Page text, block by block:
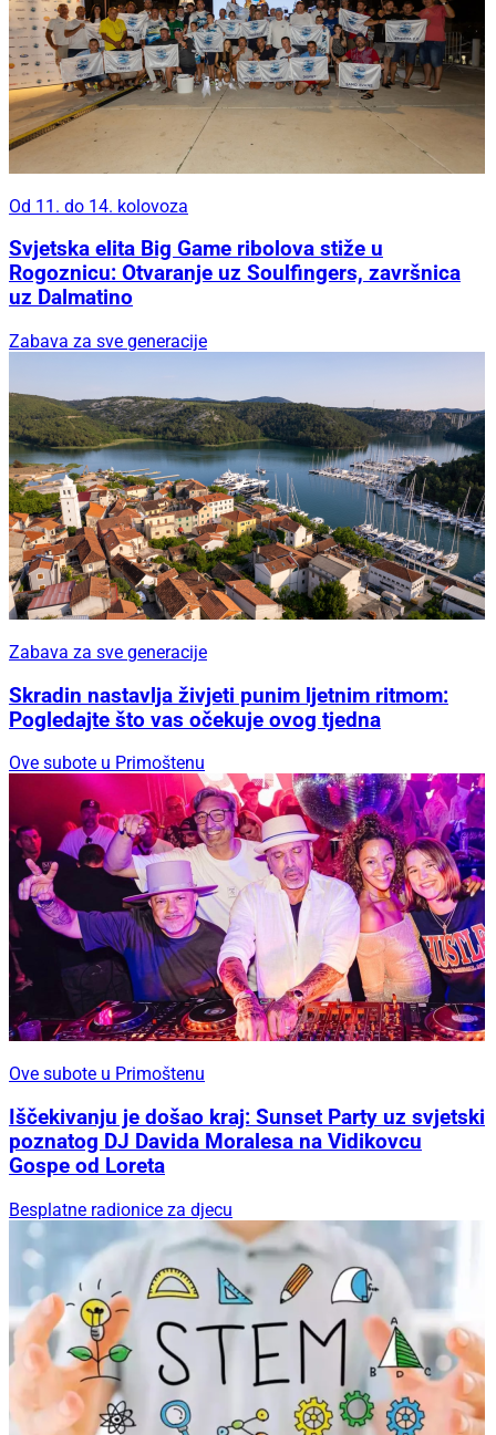
Od 11. do 14. kolovoza
Svjetska elita Big Game ribolova stiže u
Rogoznicu: Otvaranje uz Soulfingers, završnica
uz Dalmatino
Zabava za sve generacije
Zabava za sve generacije
Skradin nastavlja živjeti punim ljetnim ritmom:
Pogledajte što vas očekuje ovog tjedna
Ove subote u Primoštenu
Ove subote u Primoštenu
Iščekivanju je došao kraj: Sunset Party uz svjetski
poznatog DJ Davida Moralesa na Vidikovcu
Gospe od Loreta
Besplatne radionice za djecu